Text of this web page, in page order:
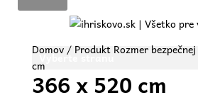
Vyberte stranu
Domov/ Produkt Rozmer
cm
366 x 520 cm